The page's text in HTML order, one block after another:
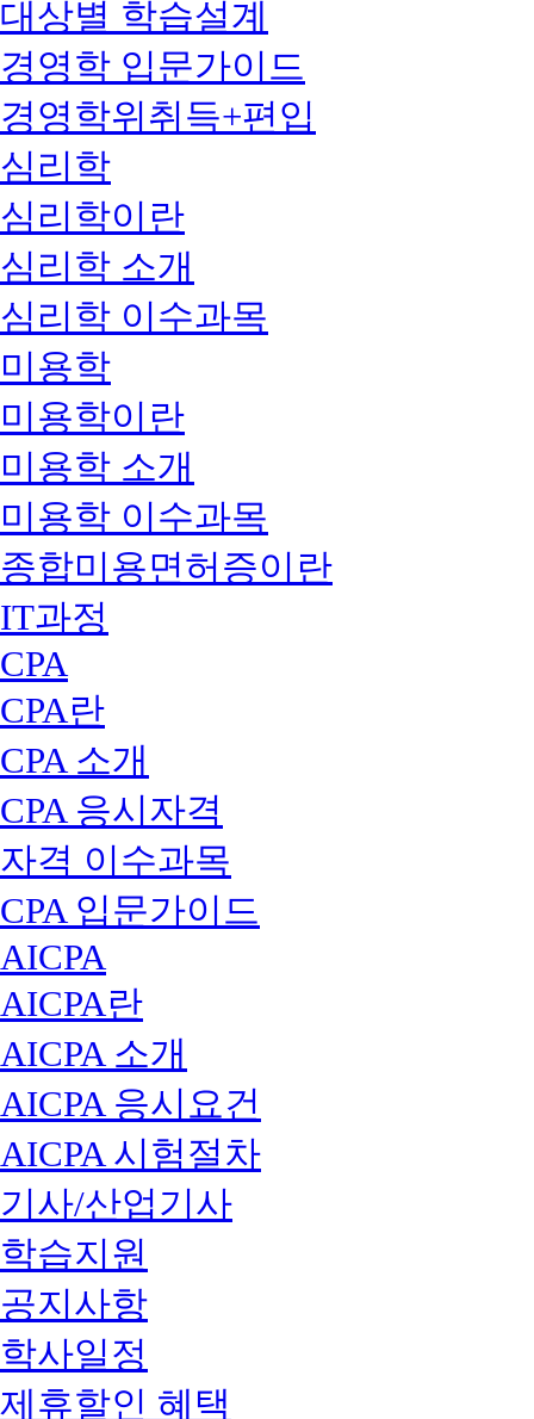
대상별 학습설계
경영학 입문가이드
경영학위취득+편입
심리학
심리학이란
심리학 소개
심리학 이수과목
미용학
미용학이란
미용학 소개
미용학 이수과목
종합미용면허증이란
IT과정
CPA
CPA란
CPA 소개
CPA 응시자격
자격 이수과목
CPA 입문가이드
AICPA
AICPA란
AICPA 소개
AICPA 응시요건
AICPA 시험절차
기사/산업기사
학습지원
공지사항
학사일정
제휴할인 혜택